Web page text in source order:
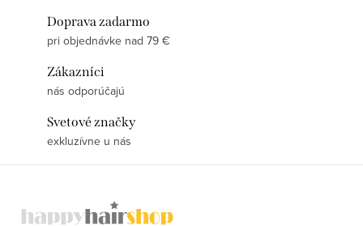
Doprava zadarmo
pri objednávke nad 79 €
Zákazníci
nás odporúčajú
Svetové značky
exkluzívne u nás